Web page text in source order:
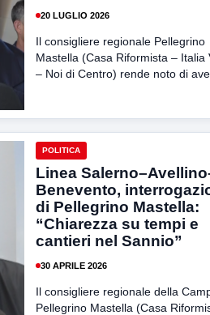
20 LUGLIO 2026
Il consigliere regionale Pellegrino
Mastella (Casa Riformista – Italia
– Noi di Centro) rende noto di
POLITICA
Linea
Benevento,
di Pellegrino Mastella:
“Chiarezza su tempi e
cantieri nel Sannio”
30 APRILE 2026
Il consigliere regionale della
Pellegrino Mastella (Casa